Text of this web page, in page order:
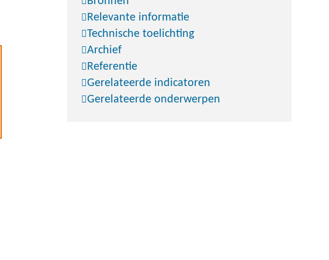
Relevante informatie
Technische toelichting
Archief
Referentie
Gerelateerde indicatoren
Gerelateerde onderwerpen